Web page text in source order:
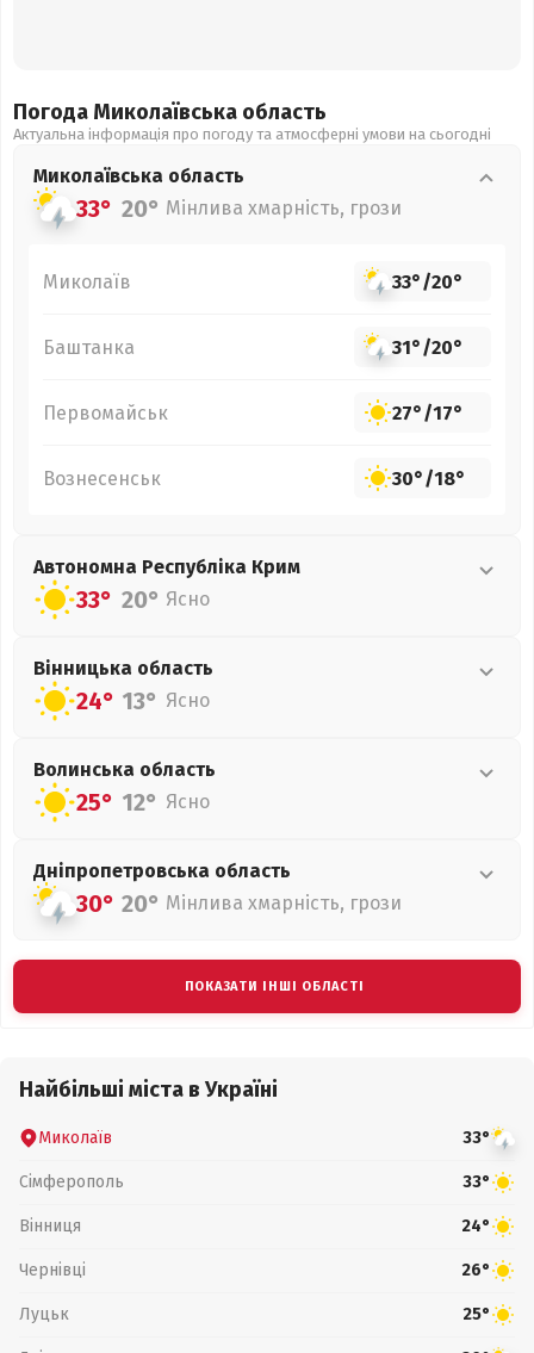
Погода Миколаївська область
Актуальна інформація про погоду та атмосферні умови на сьогодні
Миколаївська область
33° 20° Мінлива хмарність, грози
Миколаїв 33°/20°
Баштанка 31°/20°
Первомайськ 27°/17°
Вознесенськ 30°/18°
Автономна Республіка Крим
33° 20° Ясно
Вінницька область
24° 13° Ясно
Волинська область
25° 12° Ясно
Дніпропетровська область
30° 20° Мінлива хмарність, грози
ПОКАЗАТИ ІНШІ ОБЛАСТІ
Найбільші міста в Україні
Миколаїв 33°
Сімферополь 33°
Вінниця 24°
Чернівці 26°
Луцьк 25°